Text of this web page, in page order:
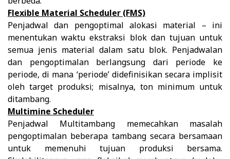
Flexible Material Scheduler (FMS)
Penjadwal dan pengoptimal alokasi material – ini
menentukan waktu ekstraksi blok dan tujuan untuk
semua jenis material dalam satu blok. Penjadwalan
dan pengoptimalan berlangsung dari periode ke
periode, di mana ‘periode’ didefinisikan secara implisit
oleh target produksi; misalnya, ton minimum untuk
ditambang.
Multimine Scheduler
Penjadwal Multitambang memecahkan masalah
pengoptimalan beberapa tambang secara bersamaan
untuk memenuhi tujuan produksi bersama.